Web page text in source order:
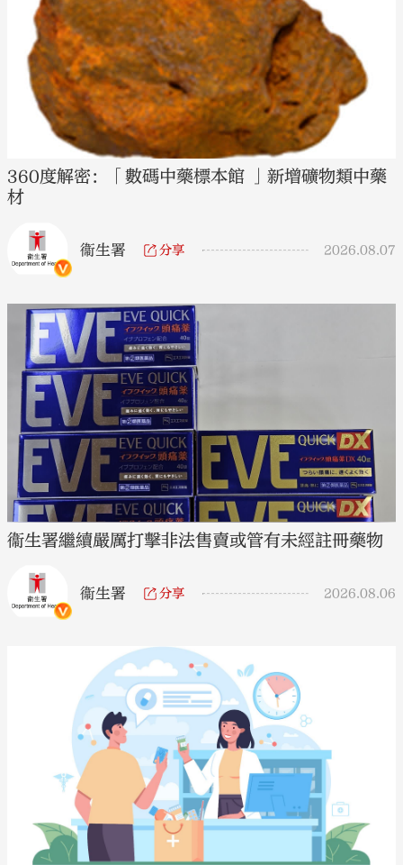
360度解密：「數碼中藥標本館 」新增礦物類中藥
材
衞生署 分享 2026.08.07
衞生署繼續嚴厲打擊非法售賣或管有未經註冊藥物
衞生署 分享 2026.08.06